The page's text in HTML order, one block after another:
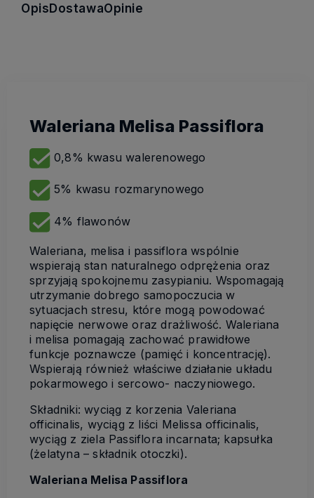
OpisDostawaOpinie
Waleriana Melisa Passiflora
0,8% kwasu walerenowego
5% kwasu rozmarynowego
4% flawonów
Waleriana, melisa i passiflora wspólnie
wspierają stan naturalnego odprężenia oraz
sprzyjają spokojnemu zasypianiu. Wspomagają
utrzymanie dobrego samopoczucia w
sytuacjach stresu, które mogą powodować
napięcie nerwowe oraz drażliwość. Waleriana
i melisa pomagają zachować prawidłowe
funkcje poznawcze (pamięć i koncentrację).
Wspierają również właściwe działanie układu
pokarmowego i sercowo- naczyniowego.
Składniki: wyciąg z korzenia Valeriana
officinalis, wyciąg z liści Melissa officinalis,
wyciąg z ziela Passiflora incarnata; kapsułka
(żelatyna – składnik otoczki).
Waleriana Melisa Passiflora